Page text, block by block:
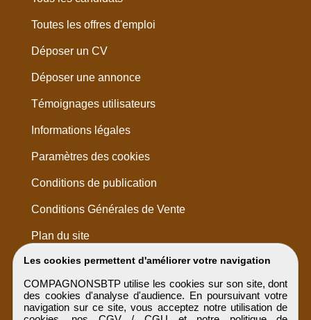
Les cookies permettent d'améliorer votre navigation
COMPAGNONSBTP utilise les cookies sur son site, dont
des cookies d'analyse d'audience. En poursuivant votre
navigation sur ce site, vous acceptez notre utilisation de
Toutes les offres d'emploi
Déposer un CV
Déposer une annonce
Témoignages utilisateurs
Informations légales
Paramètres des cookies
Conditions de publication
Conditions Générales de Vente
Plan du site